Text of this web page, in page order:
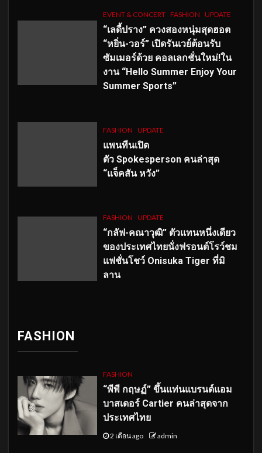
EVENT & CONCERT FASHION UPDATE
“เลดี้ปราง” ควงสองหนุ่มสุดฮอต
“หยิ่น-วอร์” เปิดรันเวย์ต้อนรับ
ซัมเมอร์ด้วย คอลเลกชั่นใหม่!ใน
งาน “Hello Summer Enjoy Your
Summer Sports”
FASHION UPDATE
แพนทีนเปิด
ตัว Spokesperson คนล่าสุด
“แจ็คสัน หวัง”
FASHION UPDATE
“กลัฟ-คณาวุฒิ” ตัวแทนหนึ่งเดียว
ของประเทศไทยนั่งฟรอนต์โรว์ชม
แฟชั่นโชว์ Onisuka Tiger ที่มิ
ลาน
FASHION
FASHION
“พีพี กฤษฏ์” ขึ้นแท่นแบรนด์แอม
บาสเดอร์ Cartier คนล่าสุดจาก
ประเทศไทย
2 เดือน ago admin